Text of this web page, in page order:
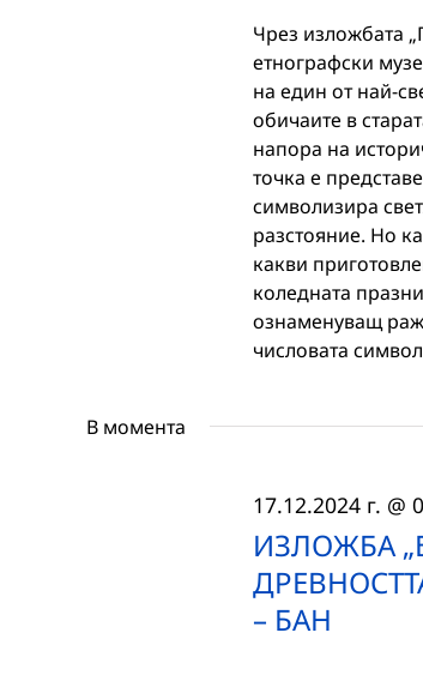
Чрез изложбата
етнографски
на един от най-
обичаите в
напора на
точка е
символизира
разстояние. Но
какви
коледната
ознаменуващ
числовата
В момента
ИЗЛОЖБА
– БАН
17.12.2024 г. @